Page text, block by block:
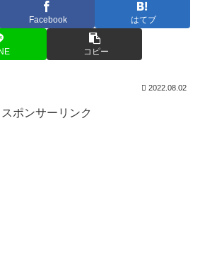
Facebook はてブ
コピー
2022.08.02
スポンサーリンク